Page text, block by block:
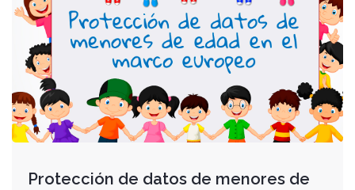
Protección de datos de menores de